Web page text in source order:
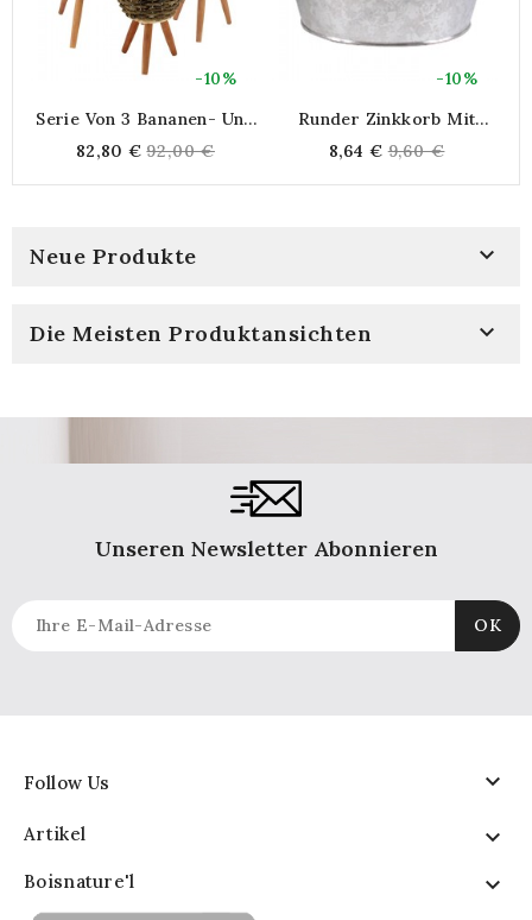
-10%
Serie Von 3 Bananen- Und
Holzfüßen | Gefütterter
Kunststoff Für Die
82,80 € Regular
price
92,00 €
-10%
Runder Zinkkorb Mit
8,64 € Regular
price
9,60 €
Neue Produkte 
Die Meisten Produktansichten 
Unseren Newsletter Abonnieren
Follow Us 
Artikel 
Boisnature'l 